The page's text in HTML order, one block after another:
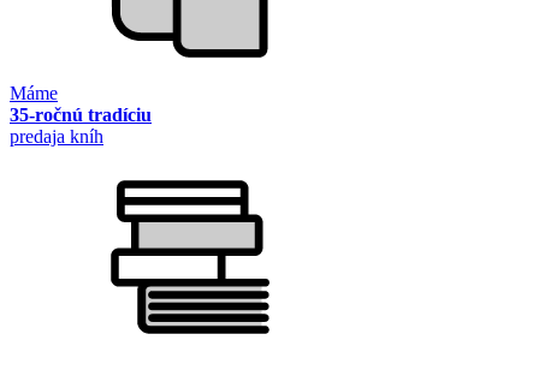
Máme
35-ročnú tradíciu
predaja kníh